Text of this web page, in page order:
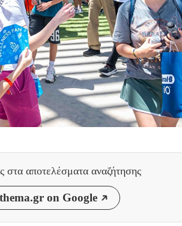
στα αποτελέσματα αναζήτησης
on Google